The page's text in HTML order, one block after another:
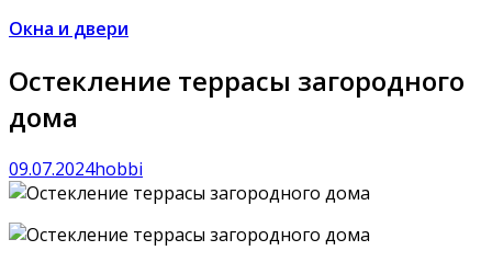
Окна и двери
Остекление террасы загородного
дома
09.07.2024hobbi